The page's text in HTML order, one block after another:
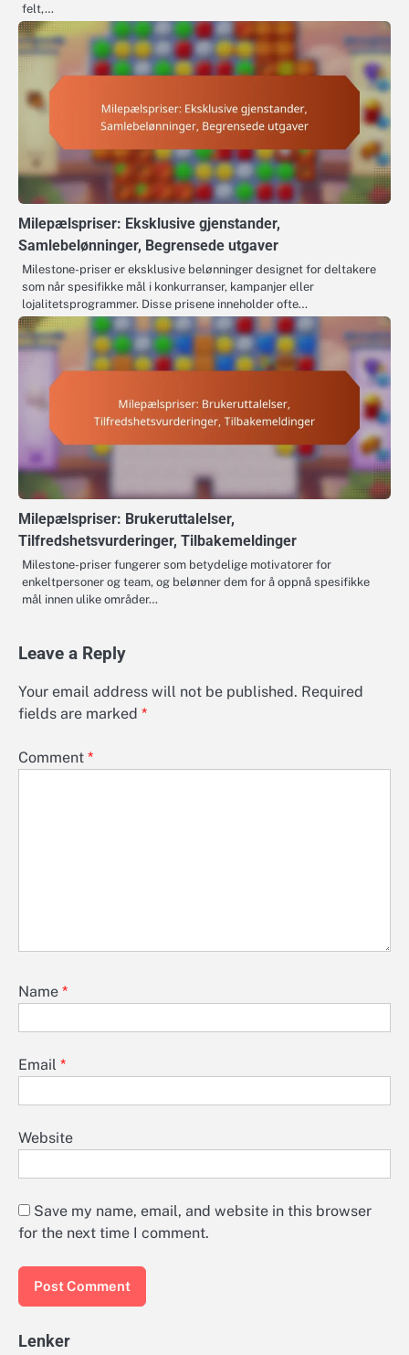
felt,…
Milepælspriser: Eksklusive gjenstander,
Samlebelønninger, Begrensede utgaver
Milestone-priser er eksklusive belønninger designet for deltakere
som når spesifikke mål i konkurranser, kampanjer eller
lojalitetsprogrammer. Disse prisene inneholder ofte…
Milepælspriser: Brukeruttalelser,
Tilfredshetsvurderinger, Tilbakemeldinger
Milestone-priser fungerer som betydelige motivatorer for
enkeltpersoner og team, og belønner dem for å oppnå spesifikke
mål innen ulike områder…
Leave a Reply
Your email address will not be published. Required
fields are marked *
Comment *
Name *
Email *
Website
Save my name, email, and website in this browser
for the next time I comment.
Lenker